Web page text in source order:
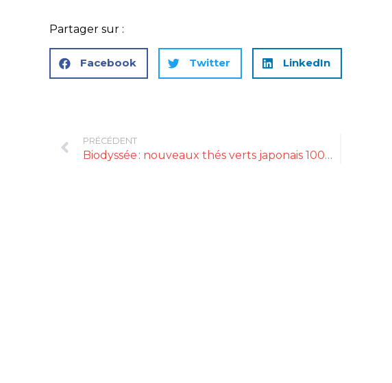
Partager sur :
Facebook Twitter LinkedIn
PRÉCÉDENT
Biodyssée : nouveaux thés verts japonais 100% bio !